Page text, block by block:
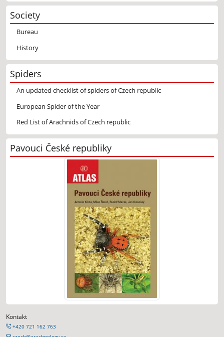
Society
Bureau
History
Spiders
An updated checklist of spiders of Czech republic
European Spider of the Year
Red List of Arachnids of Czech republic
Pavouci České republiky
Kontakt
+420 721 162 763